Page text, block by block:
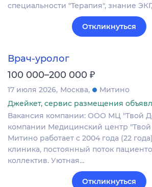
специальности "Терапия", знание
Откликнуться
Врач-уролог
100 000–200 000 ₽
17 июля 2026 Москва
Митино
Джейкет, сервис размещения
Вакансия компании: ООО МЦ "Твой
компании Медицинский центр "Твой
Митино работает с 2004 года (22
клиника, постоянный поток
коллектив. Уютная…
Откликнуться